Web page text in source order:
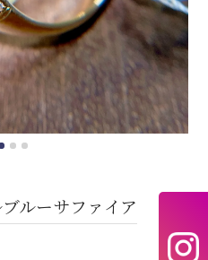
ルーサファイア